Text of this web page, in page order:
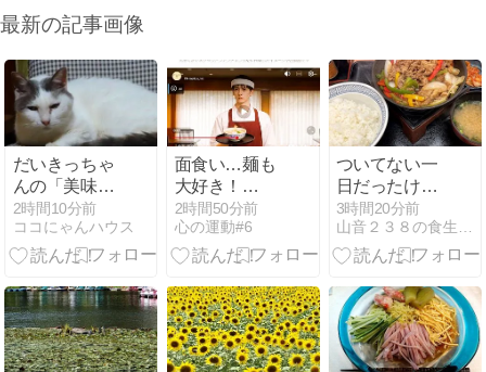
最新の記事画像
だいきっちゃ
んの「美味し
いの素」探し
2時間10分前
ココにゃんハウス
面食い…麺も
大好き！
o(^0^)o 人気投
票得票数と順
位◆定例のご
20260803~20260809
2時間50分前
心の運動#6
ついてない一
日だったけ
ど、晩御飯は
美味しかっ
た！！ 8月5日
3時間20分前
山音２３８の食生活 PART7